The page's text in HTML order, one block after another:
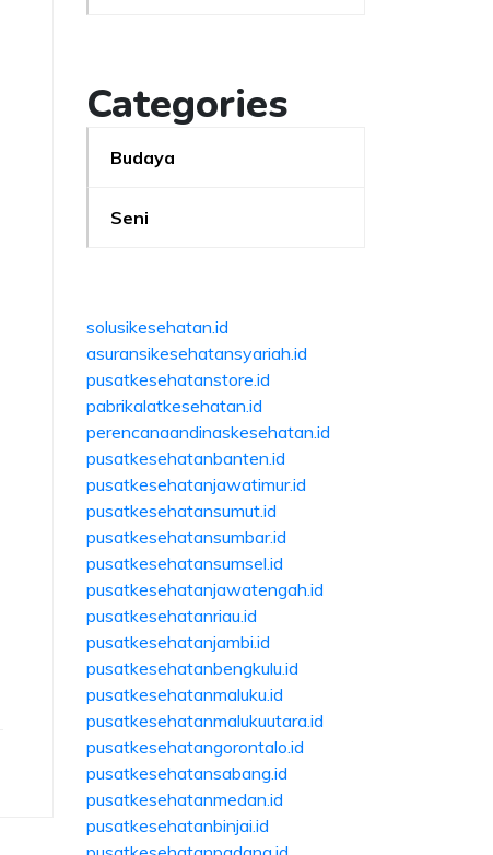
Categories
Budaya
Seni
solusikesehatan.id
asuransikesehatansyariah.id
pusatkesehatanstore.id
pabrikalatkesehatan.id
perencanaandinaskesehatan.id
pusatkesehatanbanten.id
pusatkesehatanjawatimur.id
pusatkesehatansumut.id
pusatkesehatansumbar.id
pusatkesehatansumsel.id
pusatkesehatanjawatengah.id
pusatkesehatanriau.id
pusatkesehatanjambi.id
pusatkesehatanbengkulu.id
pusatkesehatanmaluku.id
pusatkesehatanmalukuutara.id
pusatkesehatangorontalo.id
pusatkesehatansabang.id
pusatkesehatanmedan.id
pusatkesehatanbinjai.id